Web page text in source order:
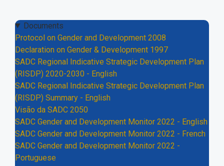
Documents
Protocol on Gender and Development 2008
Declaration on Gender & Development 1997
SADC Regional Indicative Strategic Development Plan
(RISDP) 2020-2030 - English
SADC Regional Indicative Strategic Development Plan
(RISDP) Summary - English
Visão da SADC 2050
SADC Gender and Development Monitor 2022 - English
SADC Gender and Development Monitor 2022 - French
SADC Gender and Development Monitor 2022 -
Portuguese